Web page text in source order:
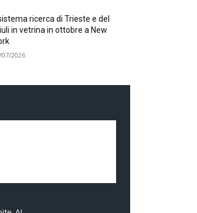
sistema ricerca di Trieste e del
in vetrina in ottobre a New
07/2026